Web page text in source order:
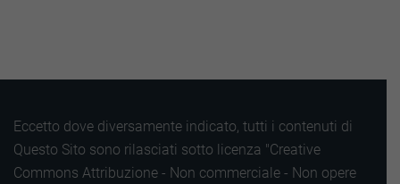
Eccetto dove diversamente indicato, tutti i contenuti di
Questo Sito sono rilasciati sotto licenza "Creative
Commons Attribuzione - Non commerciale - Non opere